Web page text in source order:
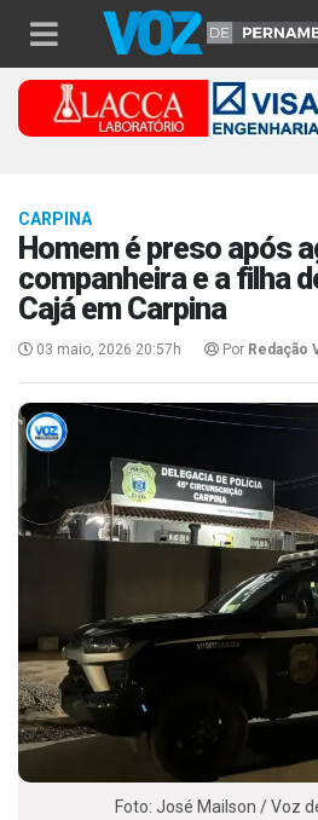
CARPINA
Homem é preso após
companheira e a filha
Cajá em Carpina
03 maio, 2026 20:57h Por Redação
Foto: José Mailson / Voz